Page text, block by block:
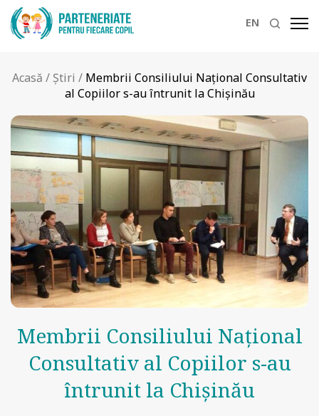
EN
Acasă / Știri / Membrii Consiliului Național Consultativ
al Copiilor s-au întrunit la Chișinău
Membrii Consiliului Național
Consultativ al Copiilor s-au
întrunit la Chișinău